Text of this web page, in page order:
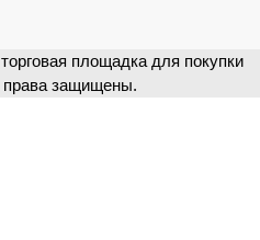
площадка для покупки
права защищены.